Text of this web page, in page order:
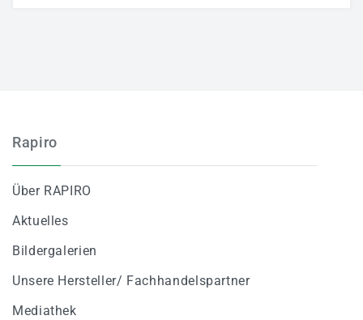
Referenzen
Rapiro
Über RAPIRO
Aktuelles
Bildergalerien
Unsere Hersteller/ Fachhandelspartner
Mediathek